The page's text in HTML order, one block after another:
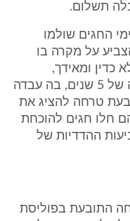
תשלום.
החגים שולמו
על מקרה בו
כדין ומאידך,
המדובר במקרה אחד משך תקופה של 5 שנים, בה עבדה
טרחה להציג את
חלו חגים להוכחת
ההדדיות של
התובעת בפוליסת